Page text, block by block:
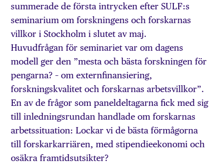
summerade de första intrycken efter SULF:s
seminarium om forskningens och forskarnas
villkor i Stockholm i slutet av maj.
Huvudfrågan för seminariet var om dagens
modell ger den ”mesta och bästa forskningen för
pengarna? – om externfinansiering,
forskningskvalitet och forskarnas arbetsvillkor”.
En av de frågor som paneldeltagarna fick med sig
till inledningsrundan handlade om forskarnas
arbetssituation: Lockar vi de bästa förmågorna
till forskarkarriären, med stipendieekonomi och
osäkra framtidsutsikter?